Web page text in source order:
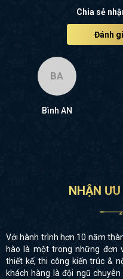
Chia sẻ
Đánh
BA
Bình AN
NHẬN
Với hành trình hơn 10 năm
hào là một trong những đơn
thiết kế, thi công kiến trúc &
khách hàng là đội ngũ chuyên